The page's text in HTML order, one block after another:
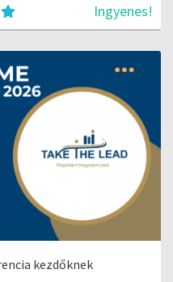
Ingyenes!
kezdőknek